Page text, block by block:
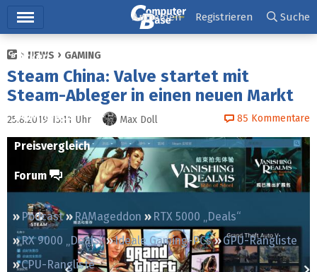
Ticker
Tests
Downloads
Preisvergleich
Forum
Podcast RAMageddon
RTX 5000 „Deals“
RX 9000 „Deals“
Ideale Gaming-PCs
GPU-Rangliste
CPU-Rangliste
Anmelden Registrieren Suche
NEWS GAMING
Steam China: Valve startet mit
Steam-Ableger in einen neuen Markt
25.8.2019 15:11 Uhr Max Doll 85 Kommentare